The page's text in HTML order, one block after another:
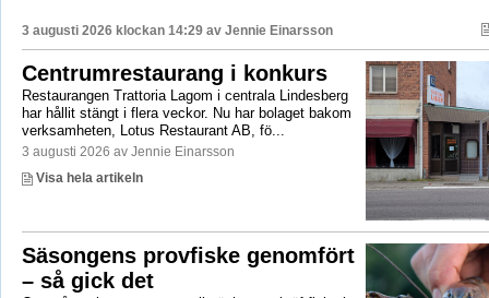
3 augusti 2026 klockan 14:29 av Jennie Einarsson
Centrumrestaurang i konkurs
Restaurangen Trattoria Lagom i centrala Lindesberg
har hållit stängt i flera veckor. Nu har bolaget bakom
verksamheten, Lotus Restaurant AB, fö...
3 augusti 2026 av Jennie Einarsson
Visa hela artikeln
Säsongens provfiske genomfört
– så gick det